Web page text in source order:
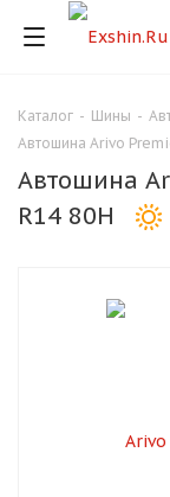
Каталог - Шины -
Автошина Arivo
Автошина
R14 80H
Для клиентов
оплату